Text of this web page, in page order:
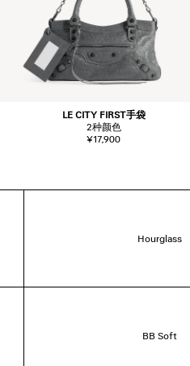
LE CITY FIRST手袋
2种颜色
¥17,900
Hourglass
BB Soft